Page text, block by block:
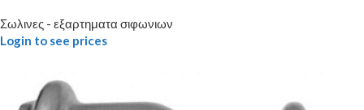
Σωλινες - εξαρτηματα σιφωνιων
Login to see prices